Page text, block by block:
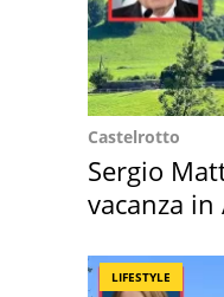
Castelrotto
Sergio
vacanza
LIFESTYLE